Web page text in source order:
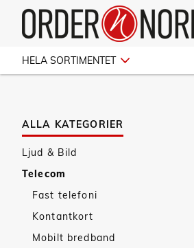
HELA SORTIMENTET
ALLA KATEGORIER
Ljud & Bild
Telecom
Fast telefoni
Kontantkort
Mobilt bredband